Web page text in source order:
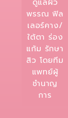
ดูแลผิว
พรรณ ฟิล
เลอร์คาง/
ใต้ตา ร่อง
แก้ม รักษา
สิว โดยทีม
แพทย์ผู้
ชำนาญ
การ